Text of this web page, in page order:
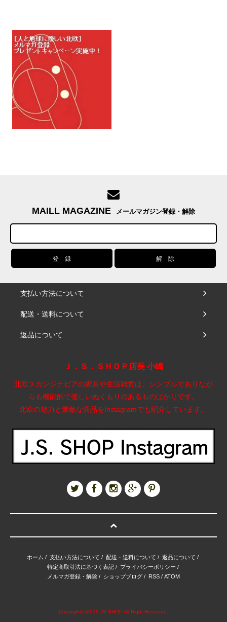
MAILL MAGAZINE メールマガジン登録・解除
支払い方法について
配送・送料について
返品について
Ｊ．Ｓ．ＳＨＯＰ店長 小嶋
北欧スカンジナビアの家具や生活雑貨は、シンプルでありなが
らも機能的で優しいぬくもりのあるものばかりです。
北欧の魅力と素敵な商品をInstagramでも紹介しています。
ホーム / 支払い方法について / 配送・送料について / 返品について /
特定商取引法に基づく表記/ プライバシーポリシー /
メルマガ登録・解除 / ショップブログ / RSS / ATOM
Copyright(c)2019 JS SHOP All Right Reserved.